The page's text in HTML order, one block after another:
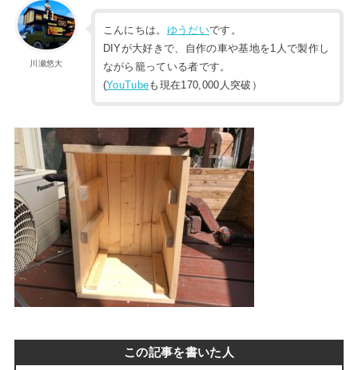
川瀬悠大
こんにちは。 ゆうだいです。
DIYが大好きで、自作の車や基地を1人で製作し
ながら籠っている者です。
(YouTubeも現在170,000人突破）
この記事を書いた人